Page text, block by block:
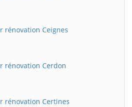
rénovation Ceignes
rénovation Cerdon
rénovation Certines